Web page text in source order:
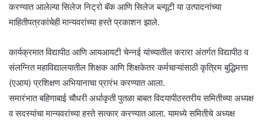
करण्यात आलेल्या सिलेज निट्रो बॅक आणि सिलेज ब्ल्यूटी या उत्पादनांच्या
माहितीपत्रकांचेही मान्यवरांच्या हस्ते प्रकाशन झाले.
कार्यक्रमात विद्यापीठ आणि आयआयटी चेन्नई यांच्यातील करारा अंतर्गत विद्यापीठ व
संलग्नित महाविद्यालयातील शिक्षक आणि शिक्षकेतर कर्मचाऱ्यांसाठी कृत्रिम बुद्धिमत्ता
(एआय) प्रशिक्षण अभियानाचा प्रारंभ करण्यात आला.
समारंभात बहिणाबाई चौधरी अर्धाकृती पुतळा बाबत विदयापीठस्तरीय समितीच्या अध्यक्ष
व सदस्यांचा मान्यवरांच्या हस्ते सत्कार करण्यात आला. यामध्ये समितीचे अध्यक्ष